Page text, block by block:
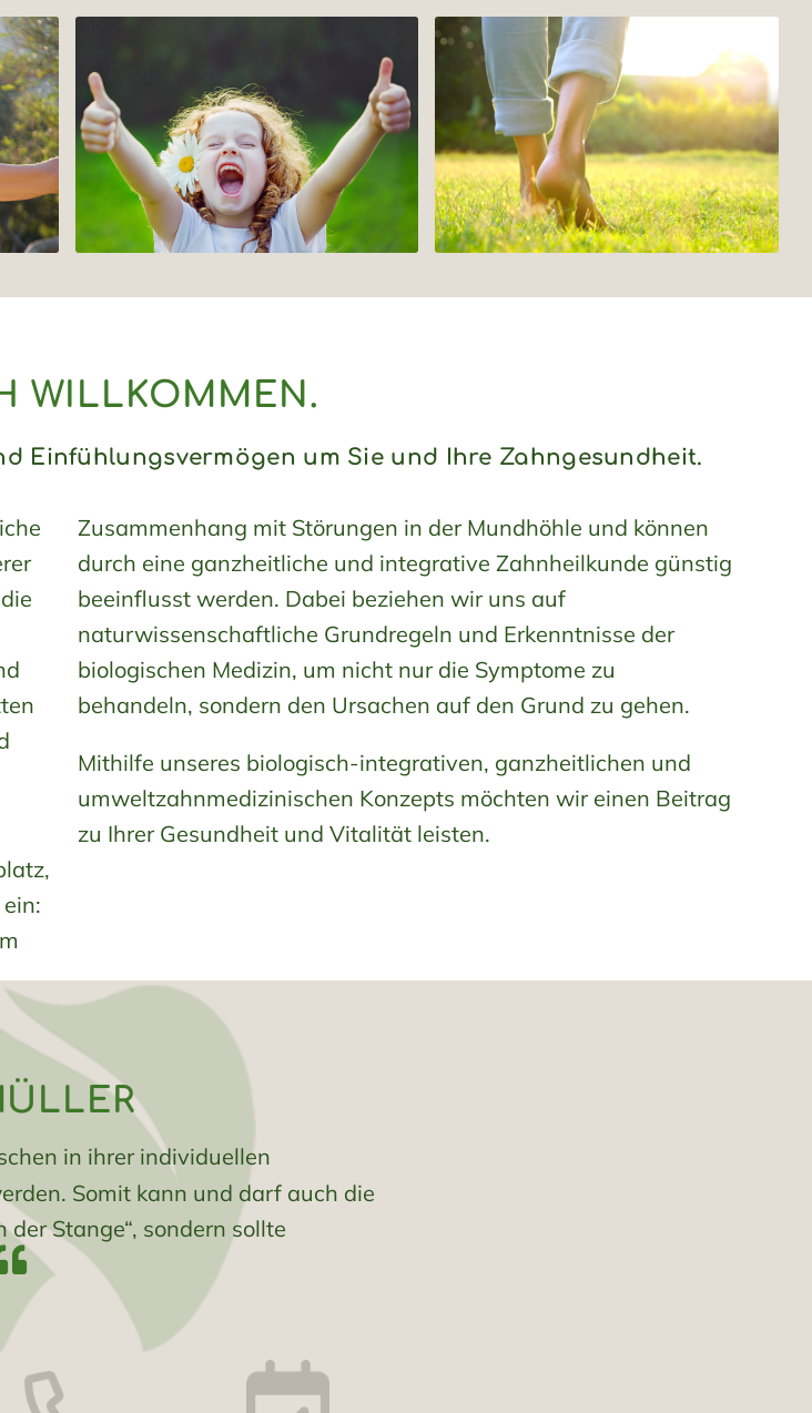
WILLKOMMEN.
Einfühlungsvermögen um Sie und Ihre Zahngesundheit.
Zusammenhang mit Störungen in der Mundhöhle und können
durch eine ganzheitliche und integrative Zahnheilkunde günstig
beeinflusst werden. Dabei beziehen wir uns auf
naturwissenschaftliche Grundregeln und Erkenntnisse der
biologischen Medizin, um nicht nur die Symptome zu
behandeln, sondern den Ursachen auf den Grund zu gehen.
Mithilfe unseres biologisch-integrativen, ganzheitlichen und
umweltzahnmedizinischen Konzepts möchten wir einen Beitrag
zu Ihrer Gesundheit und Vitalität leisten.
in ihrer individuellen
Somit kann und darf auch die
Stange“, sondern sollte